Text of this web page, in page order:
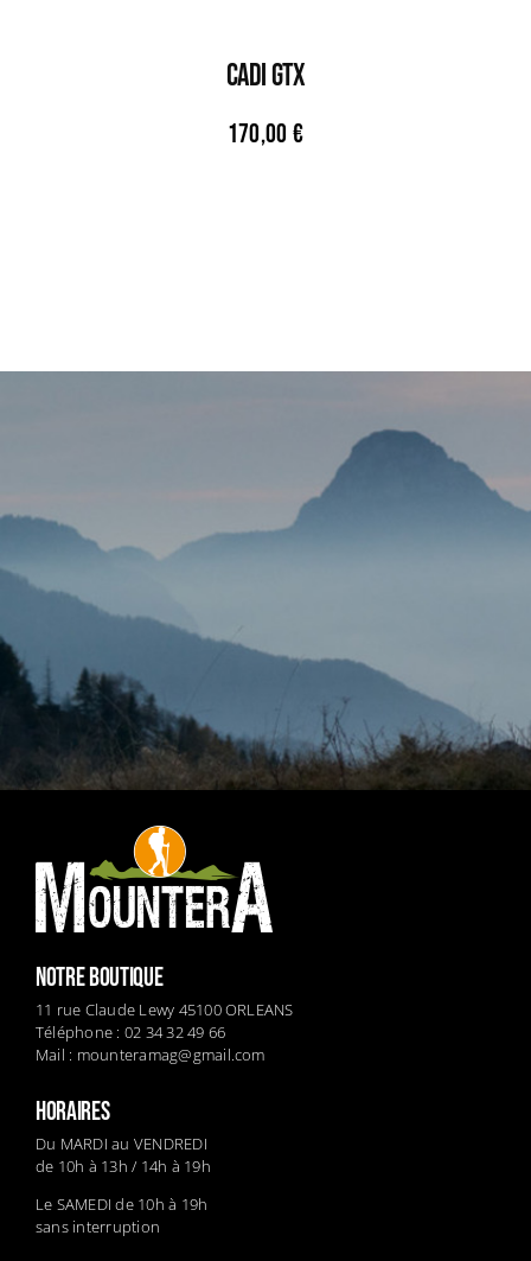
CADI GTX
170,00 €
NOTRE BOUTIQUE
11 rue Claude Lewy 45100 ORLEANS
Téléphone : 02 34 32 49 66
Mail : mounteramag@gmail.com
HORAIRES
Du MARDI au VENDREDI
de 10h à 13h / 14h à 19h
Le SAMEDI de 10h à 19h
sans interruption